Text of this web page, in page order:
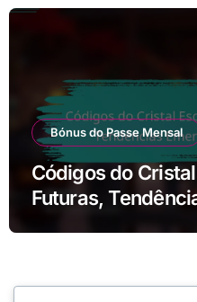
Bónus do Passe Mensal
Códigos do
Futuras,